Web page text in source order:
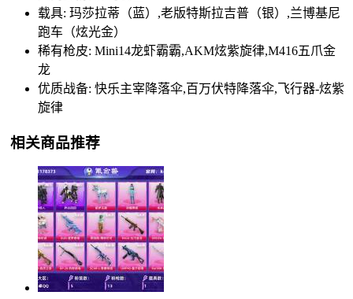
载具: 玛莎拉蒂（蓝）,老版特斯拉吉普（银）,兰博基尼
跑车（炫光金）
稀有枪皮: Mini14龙虾霸霸,AKM炫紫旋律,M416五爪金
龙
优质战备: 快乐主宰降落伞,百万伏特降落伞,飞行器-炫紫
旋律
相关商品推荐